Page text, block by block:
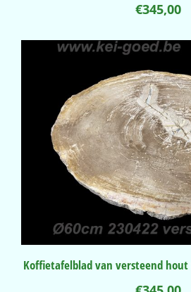
€345,00
Koffietafelblad van versteend hout